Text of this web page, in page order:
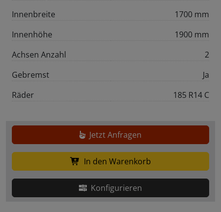
Innenbreite
1700 mm
Innenhöhe
1900 mm
Achsen Anzahl
2
Gebremst
Ja
Räder
185 R14 C
Jetzt Anfragen
In den Warenkorb
Konfigurieren